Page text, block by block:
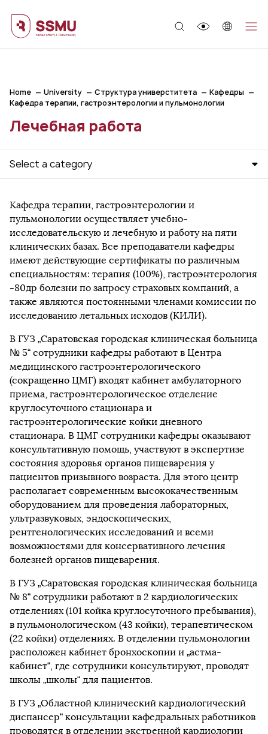
Home University Структура универститета
Кафедры
Кафедра терапии, гастроэнтерологии и пульмонологии
Лечебная работа
Select a category
Кафедра терапии, гастроэнтерологии и
пульмонологии осуществляет учебно-
исследовательскую и лечебную и работу на пяти
клинических базах. Все преподаватели кафедры
имеют действующие сертификаты по различным
специальностям: терапия (100%), гастроэнтерология
-80др болезни по запросу страховых компаний, а
также являются постоянными членами комиссии по
исследованию летальных исходов (КИЛИ).
В ГУЗ „Саратовская городская клиническая больница
№ 5“ сотрудники кафедры работают в Центра
медицинского гастроэнтерологического
(сокращенно ЦМГ) входят кабинет амбулаторного
приема, гастроэнтерологическое отделение
круглосуточного стационара и
гастроэнтерологические койки дневного
стационара. В ЦМГ сотрудники кафедры оказывают
консультативную помощь, участвуют в экспертизе
состояния здоровья органов пищеварения у
пациентов призывного возраста. Для этого центр
располагает современным высококачественным
оборудованием для проведения лабораторных,
ультразвуковых, эндоскопических,
рентгенологических исследований и всеми
возможностями для консервативного лечения
болезней органов пищеварения.
В ГУЗ „Саратовская городская клиническая больница
№ 8“ сотрудники работают в 2 кардиологических
отделениях (101 койка круглосуточного пребывания),
в пульмонологическом (43 койки), терапевтическом
(22 койки) отделениях. В отделении пульмонологии
расположен кабинет бронхоскопии и „астма-
кабинет“, где сотрудники консультируют, проводят
школы „школы“ для пациентов.
В ГУЗ „Областной клинический кардиологический
диспансер“ консультации кафедральных работников
проводятся в отделении экстренной кардиологии